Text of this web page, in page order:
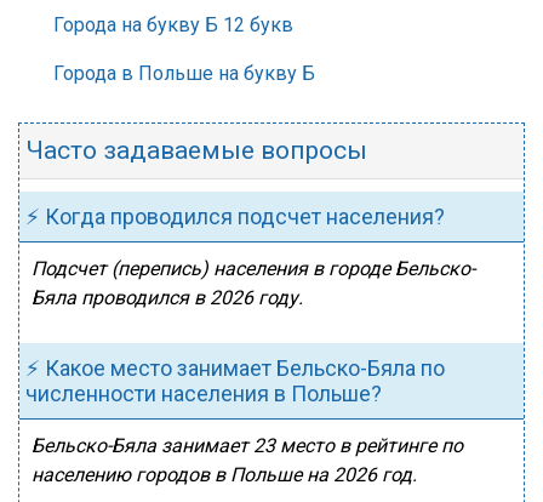
Города на букву Б 12 букв
Города в Польше на букву Б
Часто задаваемые вопросы
⚡ Когда проводился подсчет населения?
Подсчет (перепись) населения в городе Бельско-
Бяла проводился в 2026 году.
⚡ Какое место занимает Бельско-Бяла по
численности населения в Польше?
Бельско-Бяла занимает 23 место в рейтинге по
населению городов в Польше на 2026 год.